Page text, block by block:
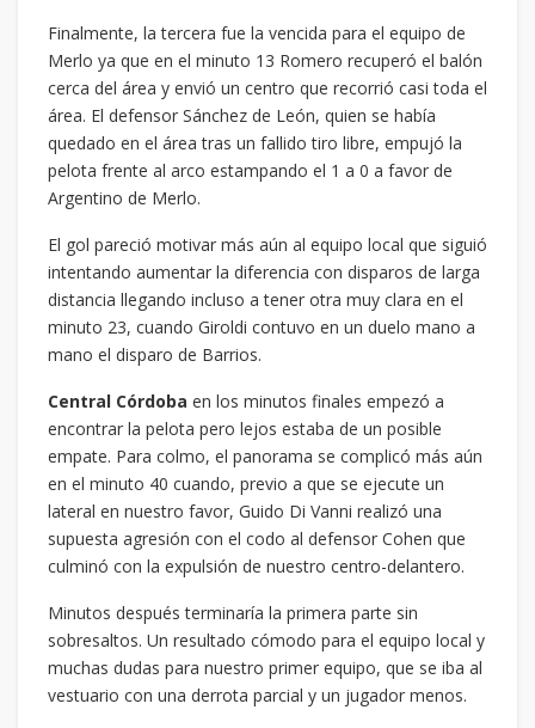
Finalmente, la tercera fue la vencida para el equipo de
Merlo ya que en el minuto 13 Romero recuperó el balón
cerca del área y envió un centro que recorrió casi toda el
área. El defensor Sánchez de León, quien se había
quedado en el área tras un fallido tiro libre, empujó la
pelota frente al arco estampando el 1 a 0 a favor de
Argentino de Merlo.
El gol pareció motivar más aún al equipo local que siguió
intentando aumentar la diferencia con disparos de larga
distancia llegando incluso a tener otra muy clara en el
minuto 23, cuando Giroldi contuvo en un duelo mano a
mano el disparo de Barrios.
Central Córdoba en los minutos finales empezó a
encontrar la pelota pero lejos estaba de un posible
empate. Para colmo, el panorama se complicó más aún
en el minuto 40 cuando, previo a que se ejecute un
lateral en nuestro favor, Guido Di Vanni realizó una
supuesta agresión con el codo al defensor Cohen que
culminó con la expulsión de nuestro centro-delantero.
Minutos después terminaría la primera parte sin
sobresaltos. Un resultado cómodo para el equipo local y
muchas dudas para nuestro primer equipo, que se iba al
vestuario con una derrota parcial y un jugador menos.